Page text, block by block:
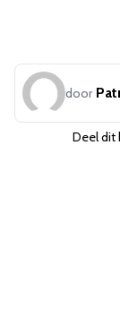
door
Deel dit